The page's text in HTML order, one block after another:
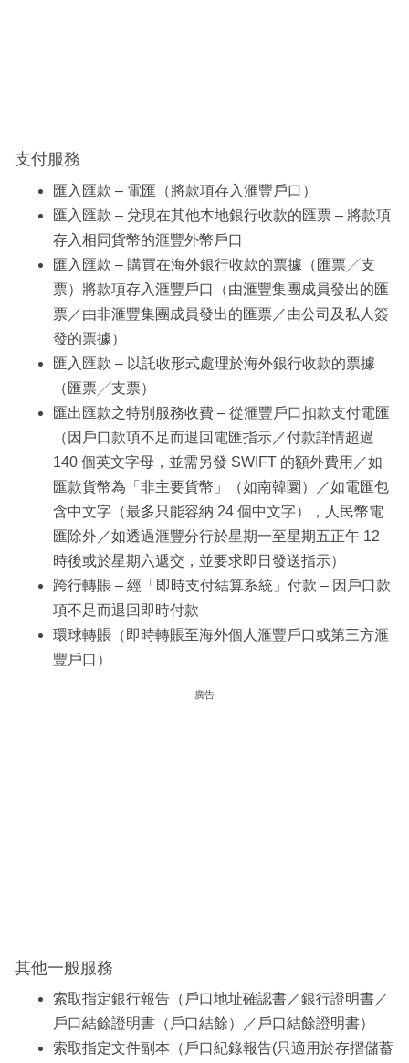
支付服務
匯入匯款 – 電匯（將款項存入滙豐戶口）
匯入匯款 – 兌現在其他本地銀行收款的匯票 – 將款項
存入相同貨幣的滙豐外幣戶口
匯入匯款 – 購買在海外銀行收款的票據（匯票╱支
票）將款項存入滙豐戶口（由滙豐集團成員發出的匯
票／由非滙豐集團成員發出的匯票／由公司及私人簽
發的票據）
匯入匯款 – 以託收形式處理於海外銀行收款的票據
（匯票╱支票）
匯出匯款之特別服務收費 – 從滙豐戶口扣款支付電匯
（因戶口款項不足而退回電匯指示／付款詳情超過
140 個英文字母，並需另發 SWIFT 的額外費用／如
匯款貨幣為「非主要貨幣」（如南韓圜）／如電匯包
含中文字（最多只能容納 24 個中文字），人民幣電
匯除外／如透過滙豐分行於星期一至星期五正午 12
時後或於星期六遞交，並要求即日發送指示）
跨行轉賬 – 經「即時支付結算系統」付款 – 因戶口款
項不足而退回即時付款
環球轉賬（即時轉賬至海外個人滙豐戶口或第三方滙
豐戶口）
廣告
其他一般服務
索取指定銀行報告（戶口地址確認書／銀行證明書／
戶口結餘證明書（戶口結餘）／戶口結餘證明書）
索取指定文件副本（戶口紀錄報告(只適用於存摺儲蓄